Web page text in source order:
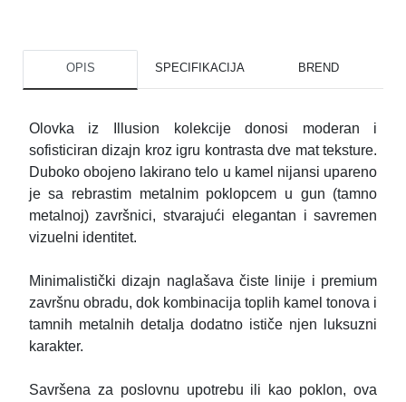
OPIS SPECIFIKACIJA BREND
Olovka iz Illusion kolekcije donosi moderan i
sofisticiran dizajn kroz igru kontrasta dve mat teksture.
Duboko obojeno lakirano telo u kamel nijansi upareno
je sa rebrastim metalnim poklopcem u gun (tamno
metalnoj) završnici, stvarajući elegantan i savremen
vizuelni identitet.
Minimalistički dizajn naglašava čiste linije i premium
završnu obradu, dok kombinacija toplih kamel tonova i
tamnih metalnih detalja dodatno ističe njen luksuzni
karakter.
Savršena za poslovnu upotrebu ili kao poklon, ova